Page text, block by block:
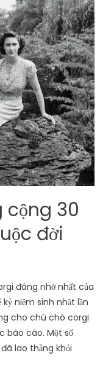
cộng 30
đời
đáng nhớ nhất của
niệm sinh nhật lần
cho chú chó corgi
báo cáo. Một số
lao thẳng khỏi